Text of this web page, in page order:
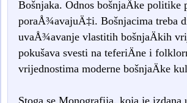
Bošnjaka. Odnos bošnjaÄke
poraÅ¾avajuÄ‡i. Bošnjacima treba
uvaÅ¾avanje vlastitih bošnjaÄkih
pokušava svesti na teferiÄne i
vrijednostima moderne bošnjaÄke